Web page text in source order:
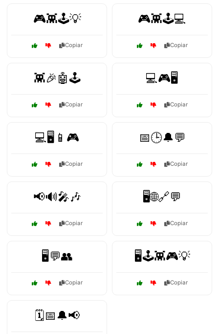
🎮👾🕹️💡
Copiar
🎮👾🕹️💻
Copiar
👾🎉🤖🕹️
Copiar
💻🎮🖥️
Copiar
💻🖥️📱🎮
Copiar
📅🕒🔔💬
Copiar
📢🔊🎤🎶
Copiar
🖥️🌐🔗💬
Copiar
🖥️💬👥
Copiar
🖥️🕹️👾🎮💡
Copiar
🗓️📅🔔📢